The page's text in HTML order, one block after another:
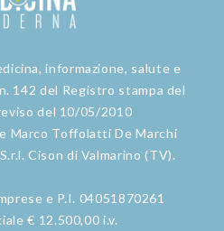
informazione, salute e
142 del Registro stampa del
del 10/05/2010
Marco Toffolatti De Marchi
Cison di Valmarino (TV).
e P.I. 04051870261
€ 12.500,00 i.v.